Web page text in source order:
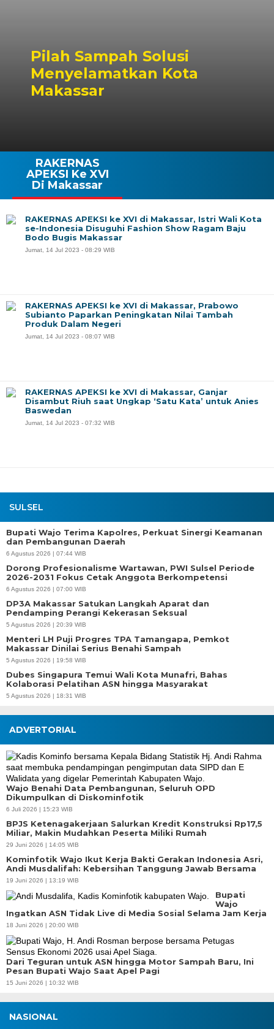
Pilah Sampah Solusi
Menyelamatkan Kota
Makassar
SULSEL
Bupati Wajo Terima Kapolres, Perkuat Sinergi Keamanan
dan Pembangunan Daerah
6 Agustus 2026 | 07:44 WIB
Dorong Profesionalisme Wartawan, PWI Sulsel Periode
2026-2031 Fokus Cetak Anggota Berkompetensi
6 Agustus 2026 | 07:00 WIB
DP3A Makassar Satukan Langkah Aparat dan
Pendamping Perangi Kekerasan Seksual
5 Agustus 2026 | 20:39 WIB
Menteri LH Puji Progres TPA Tamangapa, Pemkot
Makassar Dinilai Serius Benahi Sampah
5 Agustus 2026 | 19:58 WIB
Dubes Singapura Temui Wali Kota Munafri, Bahas
Kolaborasi Pelatihan ASN hingga Masyarakat
5 Agustus 2026 | 18:31 WIB
RAKERNAS
APEKSI Ke XVI
Di Makassar
RAKERNAS APEKSI ke XVI di Makassar, Istri Wali Kota
se-Indonesia Disuguhi Fashion Show Ragam Baju
Bodo Bugis Makassar
Jumat, 14 Jul 2023 - 08:29 WIB
RAKERNAS APEKSI ke XVI di Makassar, Prabowo
Subianto Paparkan Peningkatan Nilai Tambah
Produk Dalam Negeri
Jumat, 14 Jul 2023 - 08:07 WIB
RAKERNAS APEKSI ke XVI di Makassar, Ganjar
Disambut Riuh saat Ungkap ‘Satu Kata’ untuk Anies
Baswedan
Jumat, 14 Jul 2023 - 07:32 WIB
ADVERTORIAL
Wajo Benahi Data Pembangunan, Seluruh OPD
Dikumpulkan di Diskominfotik
6 Juli 2026 | 15:23 WIB
BPJS Ketenagakerjaan Salurkan Kredit Konstruksi Rp17,5
Miliar, Makin Mudahkan Peserta Miliki Rumah
29 Juni 2026 | 14:05 WIB
Kominfotik Wajo Ikut Kerja Bakti Gerakan Indonesia Asri,
Andi Musdalifah: Kebersihan Tanggung Jawab Bersama
19 Juni 2026 | 13:19 WIB
Bupati
Wajo
Ingatkan ASN Tidak Live di Media Sosial Selama Jam Kerja
18 Juni 2026 | 20:00 WIB
Dari Teguran untuk ASN hingga Motor Sampah Baru, Ini
Pesan Bupati Wajo Saat Apel Pagi
15 Juni 2026 | 10:32 WIB
NASIONAL